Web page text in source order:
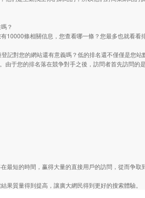
性嗎？
10000條相關信息，您查看哪一條？您最多也就看看
對您的網站還有意義嗎？低的排名還不僅僅是您站
由于您的排名落在競争對手之後，訪問者首先訪問的
短的時間，赢得大量的直接用戶的訪問，從而争取
質量得到提高，讓廣大網民得到更好的搜索體驗。